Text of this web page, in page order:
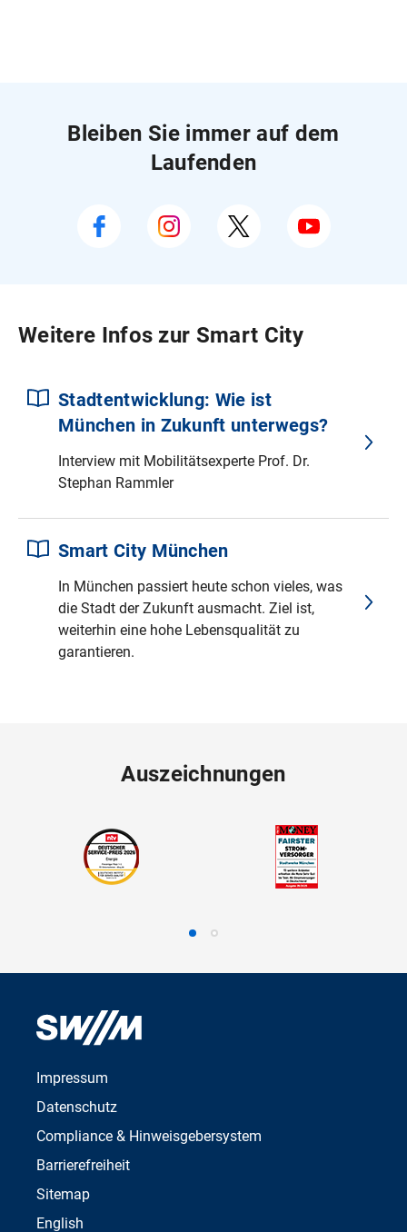
Bleiben Sie immer auf dem
Laufenden
Weitere Infos zur Smart City
Stadtentwicklung: Wie ist
München in Zukunft unterwegs?
Interview mit Mobilitätsexperte Prof. Dr.
Stephan Rammler
Smart City München
In München passiert heute schon vieles, was
die Stadt der Zukunft ausmacht. Ziel ist,
weiterhin eine hohe Lebensqualität zu
garantieren.
Auszeichnungen
Impressum
Datenschutz
Compliance & Hinweisgebersystem
Barrierefreiheit
Sitemap
English